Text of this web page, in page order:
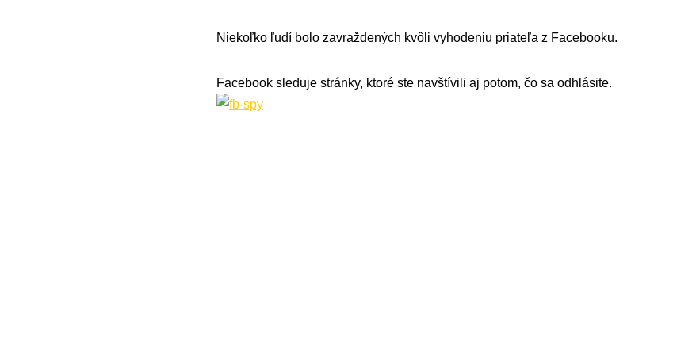
Niekoľko ľudí bolo zavraždených kvôli vyhodeniu priateľa z Facebooku.
Facebook sleduje stránky, ktoré ste navštívili aj potom, čo sa odhlásite.